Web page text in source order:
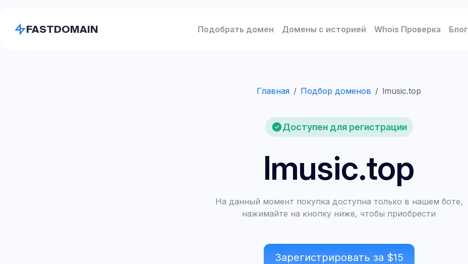
FASTDOMAIN Подобрать домен Домены с историей Whois Проверка Блог
Главная Подбор доменов lmusic.top
Доступен для регистрации
lmusic.top
На данный момент покупка доступна только в нашем боте,
нажимайте на кнопку ниже, чтобы приобрести
Зарегистрировать за $15